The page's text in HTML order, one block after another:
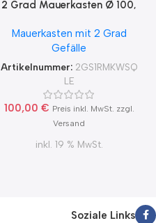
2 Grad Mauerkasten Ø 100,
Dunstabzug
Rückstauklappe 2GS1-R-
MKWSQLE, runter zur
Haube mit Aluflex
Mauerkasten mit 2 Grad
Gefälle
Artikelnummer: 2GS1RMKWSQ
LE
100,00 € Preis inkl. MwSt. zzgl.
Versand
inkl. 19 % MwSt.
Soziale Links